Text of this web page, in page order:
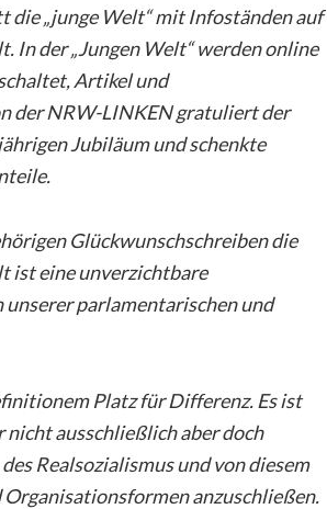
die „junge Welt“ mit Infoständen auf
In der „Jungen Welt“ werden online
Artikel und
der NRW-LINKEN gratuliert der
Jubiläum und schenkte
Glückwunschschreiben die
ist eine unverzichtbare
parlamentarischen und
Platz für Differenz. Es ist
nicht ausschließlich aber doch
Realsozialismus und von diesem
anzuschließen.